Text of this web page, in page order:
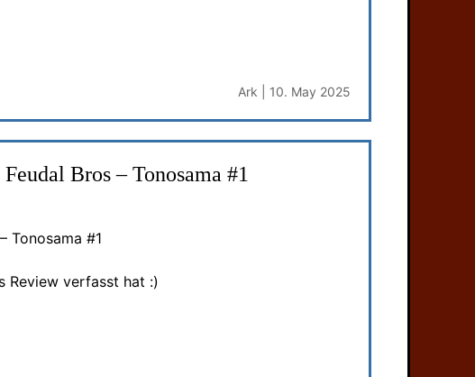
Ark | 10. May 2025
Bros – Tonosama #1
Tonosama #1
Review verfasst hat :)